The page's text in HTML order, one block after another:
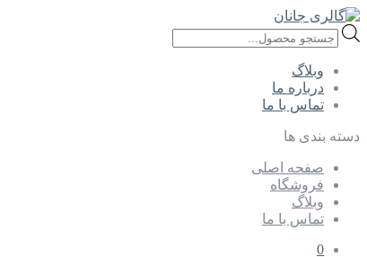
Products
search
وبلاگ
درباره ما
تماس با ما
دسته بندی ها
صفحه اصلی
فروشگاه
وبلاگ
تماس با ما
0